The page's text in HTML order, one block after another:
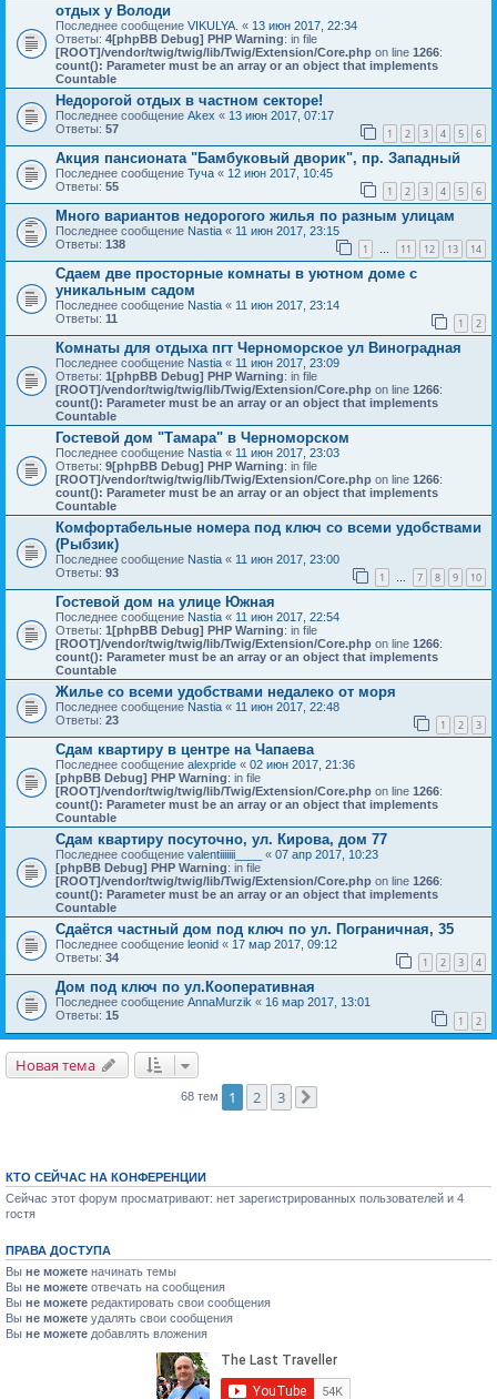
отдых у Володи
Последнее сообщение VIKULYA. « 13 июн 2017, 22:34
Ответы: 4[phpBB Debug] PHP Warning: in file
[ROOT]/vendor/twig/twig/lib/Twig/Extension/Core.php on line 1266:
count(): Parameter must be an array or an object that implements
Countable
Недорогой отдых в частном секторе!
Последнее сообщение Akex « 13 июн 2017, 07:17
Ответы: 57 1 2 3 4 5 6
Акция пансионата "Бамбуковый дворик", пр. Западный
Последнее сообщение Туча « 12 июн 2017, 10:45
Ответы: 55 1 2 3 4 5 6
Много вариантов недорогого жилья по разным улицам
Последнее сообщение Nastia « 11 июн 2017, 23:15
Ответы: 138 1 … 11 12 13 14
Сдаем две просторные комнаты в уютном доме с
уникальным садом
Последнее сообщение Nastia « 11 июн 2017, 23:14
Ответы: 11 1 2
Комнаты для отдыха пгт Черноморское ул Виноградная
Последнее сообщение Nastia « 11 июн 2017, 23:09
Ответы: 1[phpBB Debug] PHP Warning: in file
[ROOT]/vendor/twig/twig/lib/Twig/Extension/Core.php on line 1266:
count(): Parameter must be an array or an object that implements
Countable
Гостевой дом "Тамара" в Черноморском
Последнее сообщение Nastia « 11 июн 2017, 23:03
Ответы: 9[phpBB Debug] PHP Warning: in file
[ROOT]/vendor/twig/twig/lib/Twig/Extension/Core.php on line 1266:
count(): Parameter must be an array or an object that implements
Countable
Комфортабельные номера под ключ со всеми удобствами
(Рыбзик)
Последнее сообщение Nastia « 11 июн 2017, 23:00
Ответы: 93 1 … 7 8 9 10
Гостевой дом на улице Южная
Последнее сообщение Nastia « 11 июн 2017, 22:54
Ответы: 1 [phpBB Debug] PHP Warning: in file
[ROOT]/vendor/twig/twig/lib/Twig/Extension/Core.php on line 1266:
count(): Parameter must be an array or an object that implements
Countable
Жилье со всеми удобствами недалеко от моря
Последнее сообщение Nastia « 11 июн 2017, 22:48
Ответы: 23 1 2 3
Сдам квартиру в центре на Чапаева
Последнее сообщение alexpride « 02 июн 2017, 21:36
[phpBB Debug] PHP Warning: in file
[ROOT]/vendor/twig/twig/lib/Twig/Extension/Core.php on line 1266:
count(): Parameter must be an array or an object that implements
Countable
Сдам квартиру посуточно, ул. Кирова, дом 77
Последнее сообщение valentiiiiiii____ « 07 апр 2017, 10:23
[phpBB Debug] PHP Warning: in file
[ROOT]/vendor/twig/twig/lib/Twig/Extension/Core.php on line 1266:
count(): Parameter must be an array or an object that implements
Countable
Сдаётся частный дом под ключ по ул. Пограничная, 35
Последнее сообщение leonid « 17 мар 2017, 09:12
Ответы: 34 1 2 3 4
Дом под ключ по ул.Кооперативная
Последнее сообщение AnnaMurzik « 16 мар 2017, 13:01
Ответы: 15 1 2
Новая тема
68 тем 1 2 3
КТО СЕЙЧАС НА КОНФЕРЕНЦИИ
Сейчас этот форум просматривают: нет зарегистрированных пользователей и 4
гостя
ПРАВА ДОСТУПА
Вы не можете начинать темы
Вы не можете отвечать на сообщения
Вы не можете редактировать свои сообщения
Вы не можете удалять свои сообщения
Вы не можете добавлять вложения